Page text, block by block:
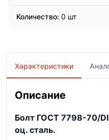
Количество: 0 шт
Характеристики
Описание
Болт ГОСТ 7798-70/
оц. сталь.